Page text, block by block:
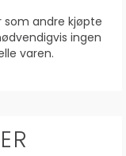
som andre kjøpte
ingen
varen.